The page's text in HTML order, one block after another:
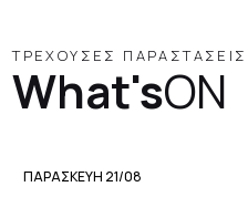
ΤΡΕΧΟΥΣΕΣ ΠΑΡΑΣΤΑΣΕΙΣ
What'sON
ΠΑΡΑΣΚΕΥΉ 21/08